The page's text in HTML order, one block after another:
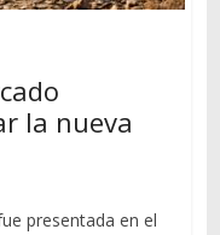
la nueva
presentada en el